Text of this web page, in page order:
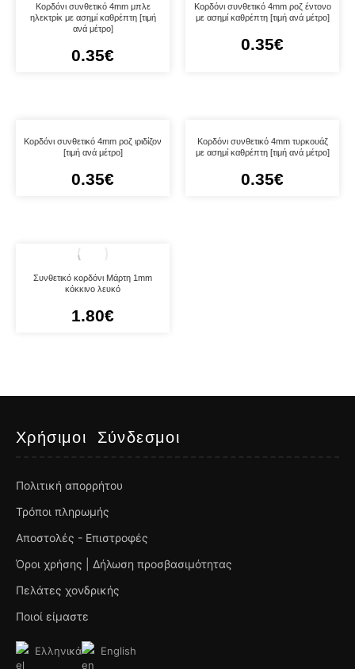
Κορδόνι συνθετικό 4mm μπλε
ηλεκτρίκ με ασημί καθρέπτη [τιμή
ανά μέτρο]
0.35€
Κορδόνι συνθετικό 4mm ροζ έντονο
με ασημί καθρέπτη [τιμή ανά μέτρο]
0.35€
Κορδόνι συνθετικό 4mm ροζ ιριδίζον
[τιμή ανά μέτρο]
0.35€
Κορδόνι συνθετικό 4mm τυρκουάζ
με ασημί καθρέπτη [τιμή ανά μέτρο]
0.35€
Συνθετικό κορδόνι Μάρτη 1mm
κόκκινο λευκό
1.80€
Χρήσιμοι Σύνδεσμοι
Πολιτική απορρήτου
Τρόποι πληρωμής
Αποστολές - Επιστροφές
Όροι χρήσης | Δήλωση προσβασιμότητας
Πελάτες χονδρικής
Ποιοί είμαστε
Ελληνικά English